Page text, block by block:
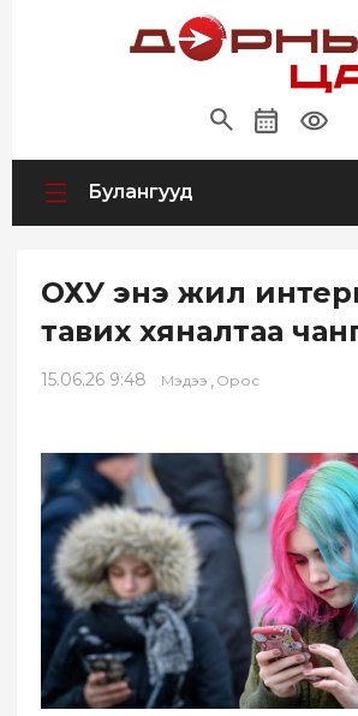
Булангууд
ОХУ энэ жил
тавих хяналтаа
15.06.26 9:48 Мэдээ , Орос